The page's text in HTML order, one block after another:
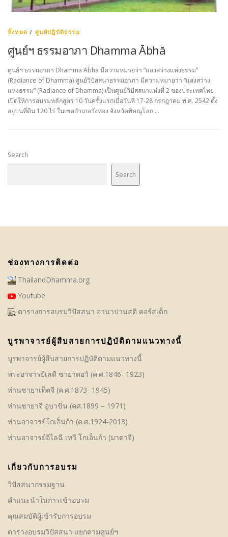
ทั้งหมด / ศูนย์ปฏิบัติธรรม
ศูนย์ฯ ธรรมอาภา Dhamma Ābhā
ศูนย์ฯ ธรรมอาภา Dhamma Ābhā มีความหมายว่า “แสงสว่างแห่งธรรม”
(Radiance of Dhamma) ศูนย์วิปัสสนาธรรมอาภา มีความหมายว่า “แสงสว่าง
แห่งธรรม” (Radiance of Dhamma) เป็นศูนย์วิปัสสนาแห่งที่ 2 ของประเทศไทย
เปิดให้การอบรมหลักสูตร 10 วันครั้งแรกเมื่อวันที่ 17-28 กรกฎาคม พ.ศ. 2542 ตั้ง
อยู่บนที่ดิน 120 ไร่ ในเขตอำเภอวังทอง จังหวัดพิษณุโลก …
Search
Search
ช่องทางการติดต่อ
ThailandDhamma.org
Youtube
ตารางการอบรมวิปัสสนา อานาปานสติ คอร์สเด็ก
บูรพาจารย์ผู้สืบสายการปฏิบัติตามแนวทางนี้
บูรพาจารย์ผู้สืบสายการปฏิบัติตามแนวทางนี้
พระอาจารย์เลดี ซายาดอว์ (ค.ศ.1846- 1923)
ท่านซายาเท็ตจี (ค.ศ.1873- 1945)
ท่านซายาจี อูบาขิ่น (คศ.1899 – 1971)
ท่านอาจารย์โกเอ็นก้า (ค.ศ.1924-2013)
ท่านอาจารย์อิไลฉี เทวี โกเอ็นก้า (มาตาจี)
เกี่ยวกับการอบรม
วิปัสสนากรรมฐาน
คําแนะนำในการเข้าอบรม
คุณสมบัติผู้เข้ารับการอบรม
ตารางอบรมวิปัสสนา แยกตามศูนย์ฯ